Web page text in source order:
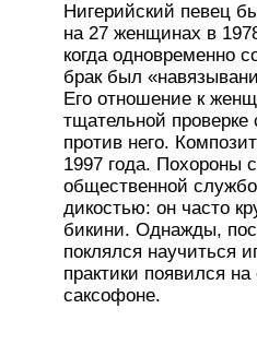
Нигерийский певец
на 27 женщинах в
когда одновременно
брак был
Его отношение к
тщательной
против него.
1997 года. Похороны
общественной
дикостью: он часто
бикини. Однажды,
поклялся научиться
практики появился
саксофоне.